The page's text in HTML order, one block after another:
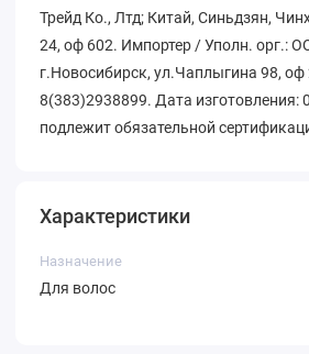
Трейд Ко., Лтд; Китай, Синьдзян,
24, оф 602. Импортер / Уполн. орг.:
г.Новосибирск, ул.Чаплыгина 98, оф
8(383)2938899. Дата изготовления:
подлежит обязательной
Характеристики
Назначение
Для волос